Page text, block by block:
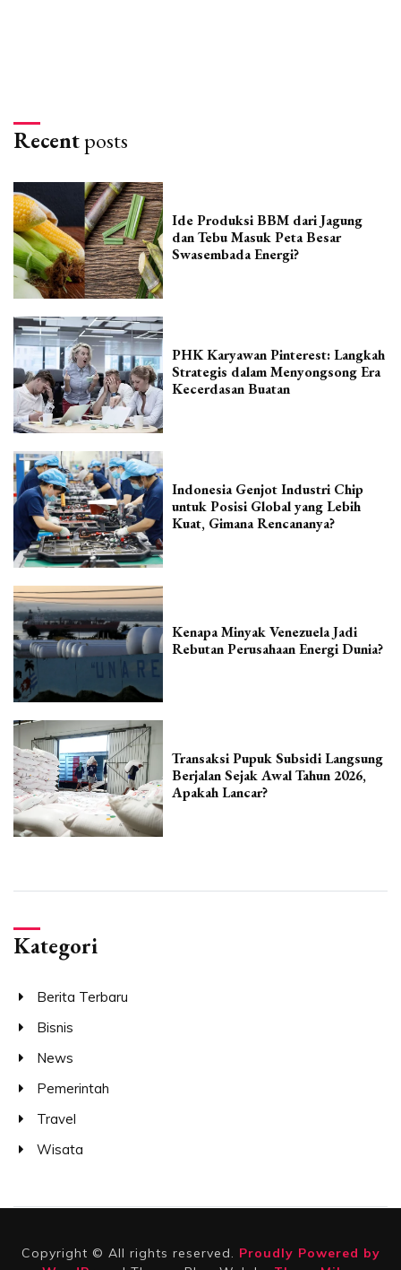
Recentposts
Ide Produksi BBM dari Jagung
dan Tebu Masuk Peta Besar
Swasembada Energi?
PHK Karyawan Pinterest: Langkah
Strategis dalam Menyongsong Era
Kecerdasan Buatan
Indonesia Genjot Industri Chip
untuk Posisi Global yang Lebih
Kuat, Gimana Rencananya?
Kenapa Minyak Venezuela Jadi
Rebutan Perusahaan Energi Dunia?
Transaksi Pupuk Subsidi Langsung
Berjalan Sejak Awal Tahun 2026,
Apakah Lancar?
Kategori
Berita Terbaru
Bisnis
News
Pemerintah
Travel
Wisata
Copyright © All rights reserved. Proudly Powered by